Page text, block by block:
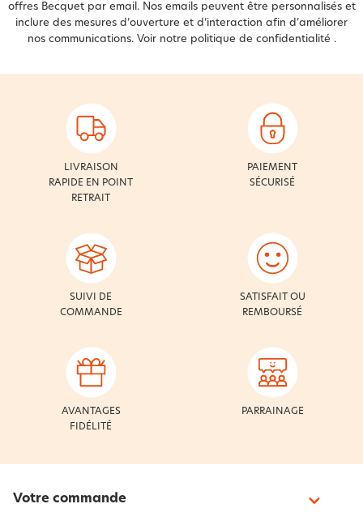
offres Becquet par email. Nos emails peuvent être personnalisés et
inclure des mesures d’ouverture et d’interaction afin d’améliorer
nos communications. Voir notre politique de confidentialité .
LIVRAISON
RAPIDE EN POINT
RETRAIT
PAIEMENT
SÉCURISÉ
SUIVI DE
COMMANDE
SATISFAIT OU
REMBOURSÉ
AVANTAGES
FIDÉLITÉ
PARRAINAGE
Votre commande